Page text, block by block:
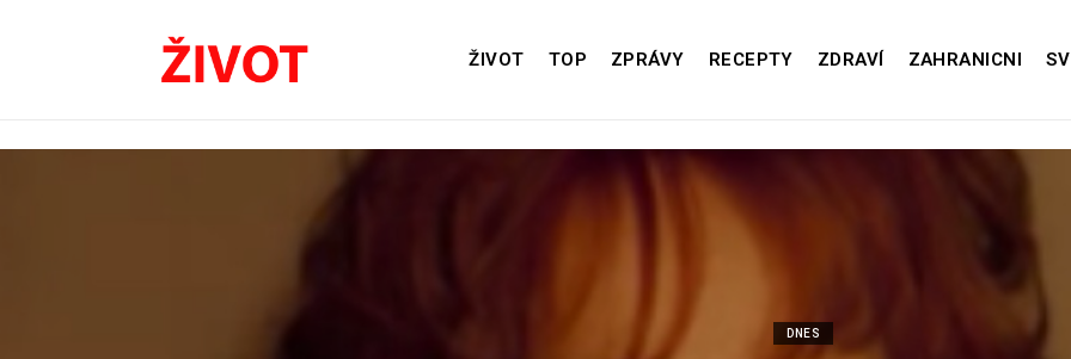
ŽIVOT TOP ZPRÁVY RECEPTY ZDRAVÍ ZAHRANICNI
DNES